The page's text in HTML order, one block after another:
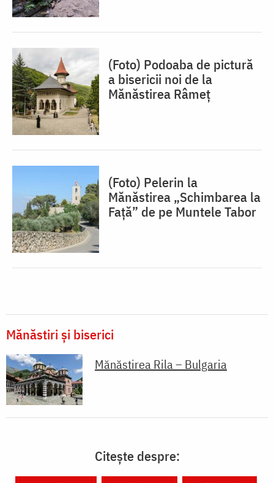
(Foto) Podoaba de pictură
a bisericii noi de la
Mănăstirea Râmeț
(Foto) Pelerin la
Mănăstirea „Schimbarea la
Față” de pe Muntele Tabor
Mănăstiri și biserici
Mănăstirea Rila – Bulgaria
Citește despre: